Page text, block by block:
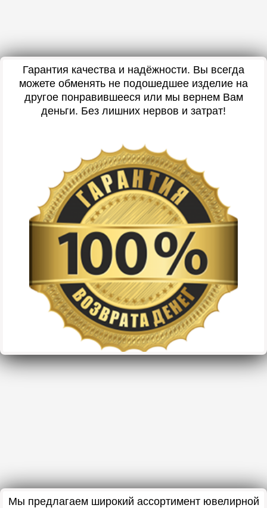
Гарантия качества и надёжности. Вы всегда
можете обменять не подошедшее изделие на
другое понравившееся или мы вернем Вам
деньги. Без лишних нервов и затрат!
Мы предлагаем широкий ассортимент ювелирной